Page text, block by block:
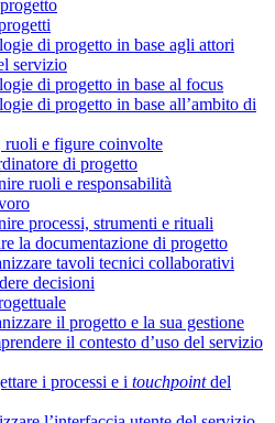
di progetto in base agli attori
servizio
di progetto in base al focus
di progetto in base all’ambito di
ruoli e figure coinvolte
di progetto
ruoli e responsabilità
processi, strumenti e rituali
la documentazione di progetto
tavoli tecnici collaborativi
decisioni
il progetto e la sua gestione
il contesto d’uso del servizio
i processi e i touchpointdel